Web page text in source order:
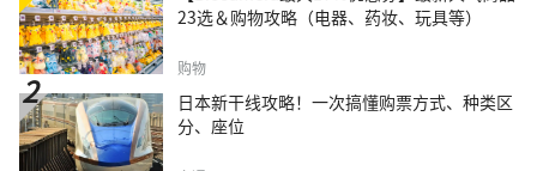
23选＆购物攻略（电器、药妆、玩具等）
购物
日本新干线攻略！一次搞懂购票方式、种类区
分、座位